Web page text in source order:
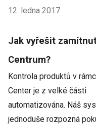
12. ledna 2017
Jak vyřešit
Centrum?
Kontrola produktů v
Center je z velké části
automatizována. Náš
jednoduše rozpozná